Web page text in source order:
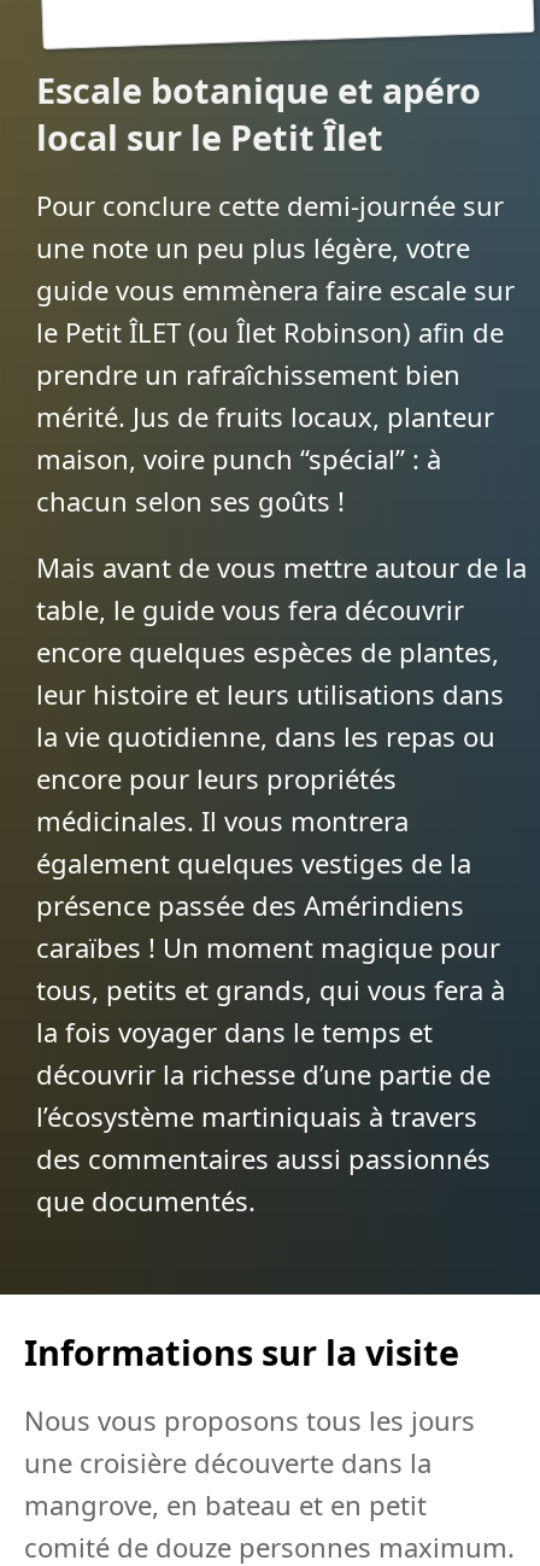
Escale botanique et apéro
local sur le Petit Îlet
Pour conclure cette demi-journée sur
une note un peu plus légère, votre
guide vous emmènera faire escale sur
le Petit ÎLET (ou Îlet Robinson) afin de
prendre un rafraîchissement bien
mérité. Jus de fruits locaux, planteur
maison, voire punch “spécial” : à
chacun selon ses goûts !
Mais avant de vous mettre autour de la
table, le guide vous fera découvrir
encore quelques espèces de plantes,
leur histoire et leurs utilisations dans
la vie quotidienne, dans les repas ou
encore pour leurs propriétés
médicinales. Il vous montrera
également quelques vestiges de la
présence passée des Amérindiens
caraïbes ! Un moment magique pour
tous, petits et grands, qui vous fera à
la fois voyager dans le temps et
découvrir la richesse d’une partie de
l’écosystème martiniquais à travers
des commentaires aussi passionnés
que documentés.
Informations sur la visite
Nous vous proposons tous les jours
une croisière découverte dans la
mangrove, en bateau et en petit
comité de douze personnes maximum.